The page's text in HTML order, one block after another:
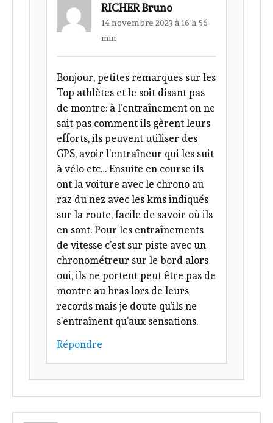
RICHER Bruno
14 novembre 2023 à 16 h 56
min
Bonjour, petites remarques sur les
Top athlètes et le soit disant pas
de montre: à l’entraînement on ne
sait pas comment ils gèrent leurs
efforts, ils peuvent utiliser des
GPS, avoir l’entraîneur qui les suit
à vélo etc… Ensuite en course ils
ont la voiture avec le chrono au
raz du nez avec les kms indiqués
sur la route, facile de savoir où ils
en sont. Pour les entraînements
de vitesse c’est sur piste avec un
chronométreur sur le bord alors
oui, ils ne portent peut être pas de
montre au bras lors de leurs
records mais je doute qu’ils ne
s’entraînent qu’aux sensations.
Répondre